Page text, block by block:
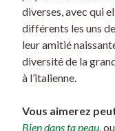
diverses, avec qui
différents les uns
leur amitié
diversité de la
à l’italienne.
Vous aimerez
Bien dans ta peau ,